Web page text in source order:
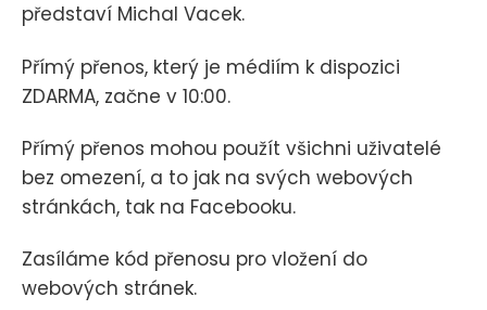
představí Michal Vacek.
Přímý přenos, který je médiím k dispozici
ZDARMA, začne v 10:00.
Přímý přenos mohou použít všichni uživatelé
bez omezení, a to jak na svých webových
stránkách, tak na Facebooku.
Zasíláme kód přenosu pro vložení do
webových stránek.